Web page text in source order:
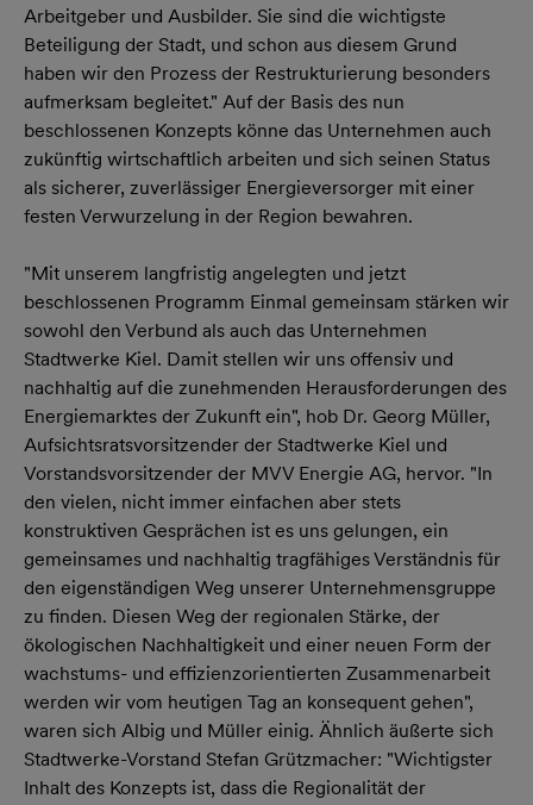
Arbeitgeber und Ausbilder. Sie sind die wichtigste
Beteiligung der Stadt, und schon aus diesem Grund
haben wir den Prozess der Restrukturierung besonders
aufmerksam begleitet." Auf der Basis des nun
beschlossenen Konzepts könne das Unternehmen auch
zukünftig wirtschaftlich arbeiten und sich seinen Status
als sicherer, zuverlässiger Energieversorger mit einer
festen Verwurzelung in der Region bewahren.
"Mit unserem langfristig angelegten und jetzt
beschlossenen Programm Einmal gemeinsam stärken wir
sowohl den Verbund als auch das Unternehmen
Stadtwerke Kiel. Damit stellen wir uns offensiv und
nachhaltig auf die zunehmenden Herausforderungen des
Energiemarktes der Zukunft ein", hob Dr. Georg Müller,
Aufsichtsratsvorsitzender der Stadtwerke Kiel und
Vorstandsvorsitzender der MVV Energie AG, hervor. "In
den vielen, nicht immer einfachen aber stets
konstruktiven Gesprächen ist es uns gelungen, ein
gemeinsames und nachhaltig tragfähiges Verständnis für
den eigenständigen Weg unserer Unternehmensgruppe
zu finden. Diesen Weg der regionalen Stärke, der
ökologischen Nachhaltigkeit und einer neuen Form der
wachstums- und effizienzorientierten Zusammenarbeit
werden wir vom heutigen Tag an konsequent gehen",
waren sich Albig und Müller einig. Ähnlich äußerte sich
Stadtwerke-Vorstand Stefan Grützmacher: "Wichtigster
Inhalt des Konzepts ist, dass die Regionalität der